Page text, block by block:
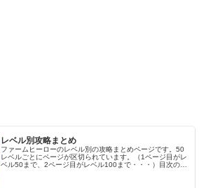
レベル別攻略まとめ
ファームヒーローのレベル別の攻略まとめページです。50
レベルごとにページが区切られています。（1ページ目がレ
ベル50まで、2ページ目がレベル100まで・・・）目次のリ